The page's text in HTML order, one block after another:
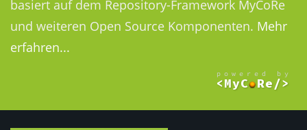
basiert auf dem Repository-Framework MyCoRe
und weiteren Open Source Komponenten. Mehr
erfahren...